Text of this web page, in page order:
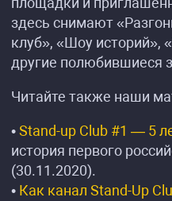
здесь снимают
клуб», «Шоу
другие полюбившиеся
Читайте также наши
•Stand-up Club #1 — 5
история первого
(30.11.2020).
• Как канал Stand-Up